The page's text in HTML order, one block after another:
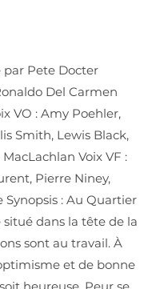
par Pete Docter
Del Carmen
VO : Amy Poehler,
Smith, Lewis Black,
Voix VF :
Pierre Niney,
Synopsis : Au Quartier
dans la tête de la
sont au travail. À
et de bonne